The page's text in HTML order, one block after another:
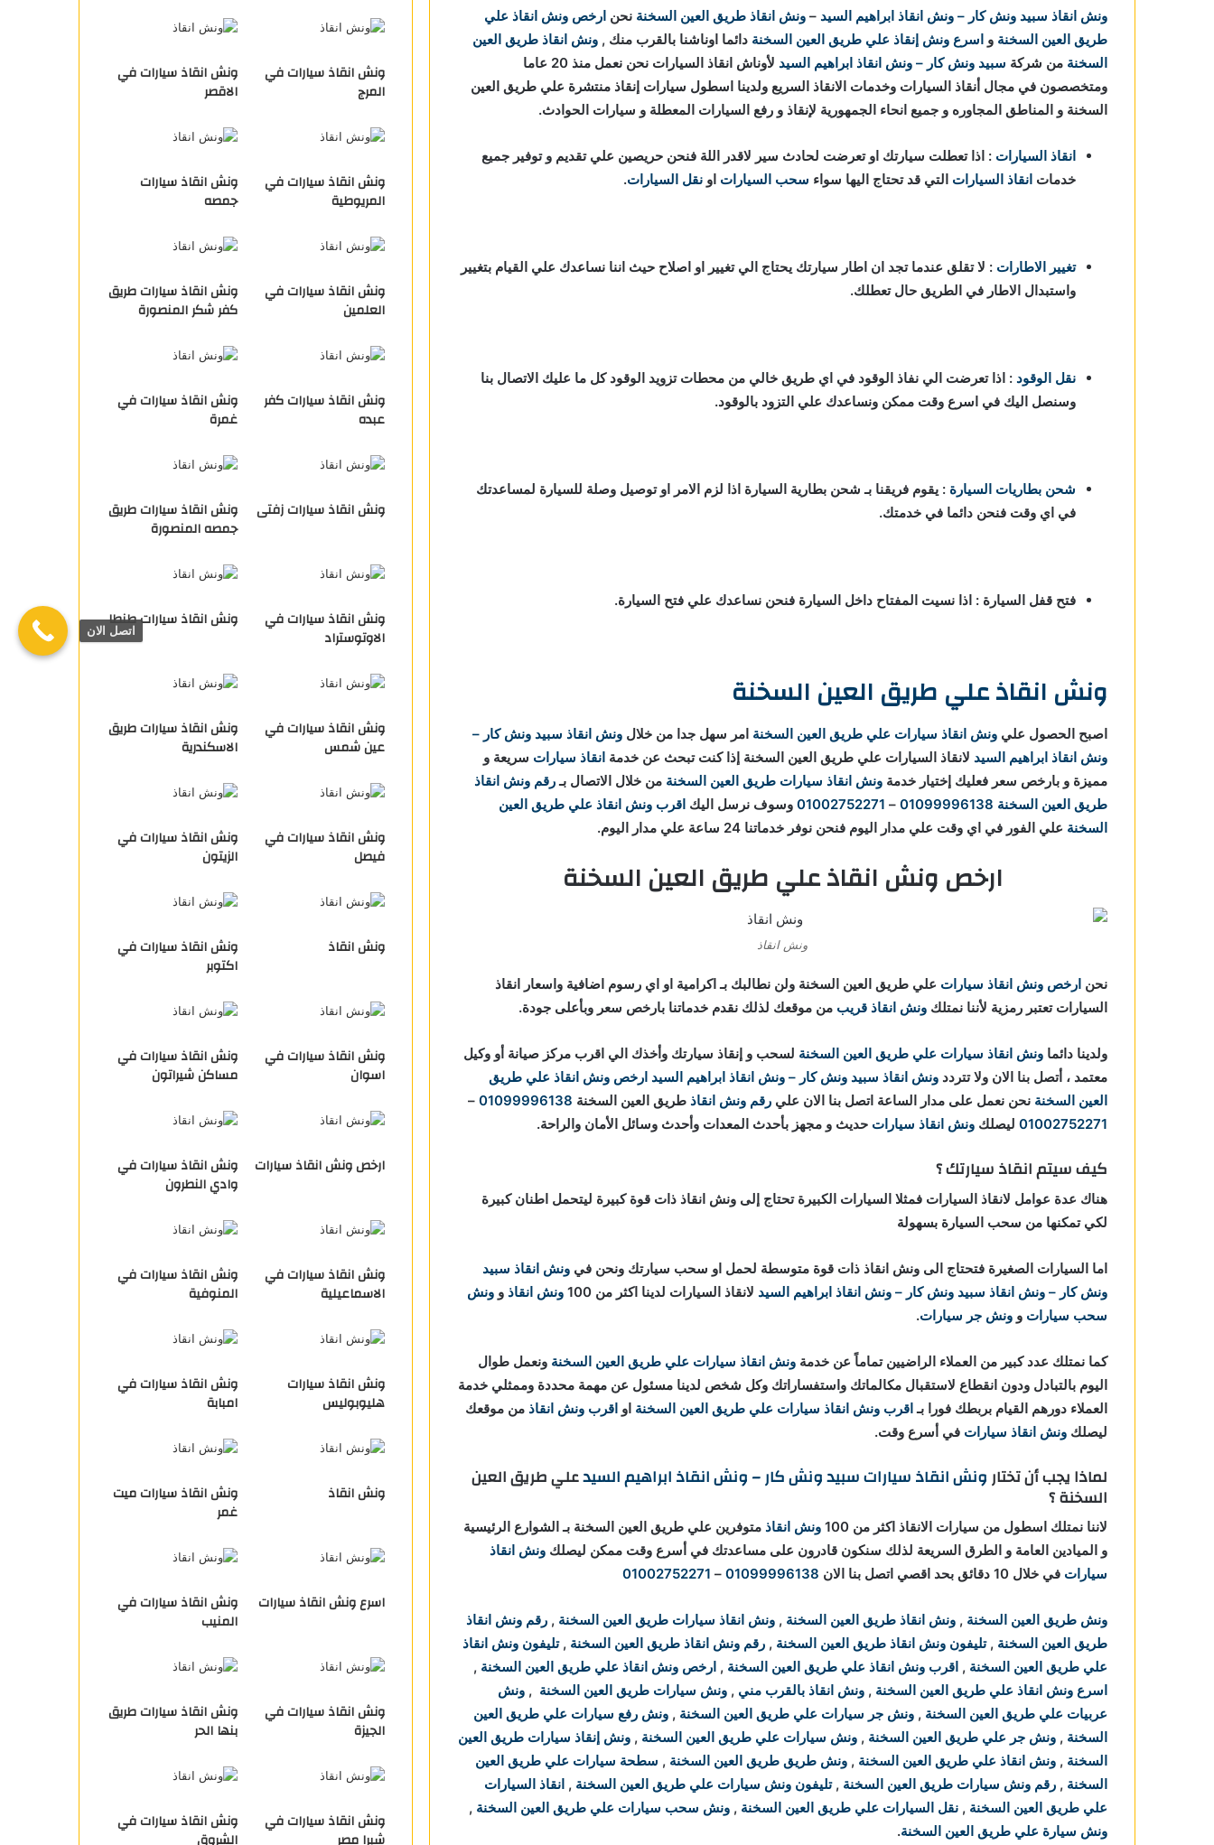
ونش انقاذ سبيد ونش كار – ونش انقاذ ابراهيم السيد – ونش انقاذ طريق العين السخنة نحن ارخص ونش انقاذ علي
طريق العين السخنة و اسرع ونش إنقاذ علي طريق العين السخنة دائما اوناشنا بالقرب منك , ونش انقاذ طريق العين
السخنة من شركة سبيد ونش كار – ونش انقاذ ابراهيم السيد
لأوناش انقاذ السيارات نحن نعمل منذ 20 عاما
ومتخصصون في مجال أنقاذ السيارات وخدمات الانقاذ السريع ولدينا اسطول سيارات إنقاذ منتشرة علي طريق العين
السخنة و المناطق المجاوره و جميع انحاء الجمهورية لإنقاذ و رفع السيارات المعطلة و سيارات الحوادث.
انقاذ السيارات : اذا تعطلت سيارتك او تعرضت لحادث سير لاقدر اللة فنحن حريصين علي تقديم و توفير جميع
خدمات انقاذ السيارات التي قد تحتاج اليها سواء سحب السيارات او نقل السيارات.
تغيير الاطارات : لا تقلق عندما تجد ان اطار سيارتك يحتاج الي تغيير او اصلاح حيث اننا نساعدك علي القيام بتغيير
واستبدال الاطار في الطريق حال تعطلك.
نقل الوقود : اذا تعرضت الي نفاذ الوقود في اي طريق خالي من محطات تزويد الوقود كل ما عليك الاتصال بنا
وسنصل اليك في اسرع وقت ممكن ونساعدك علي التزود بالوقود.
شحن بطاريات السيارة : يقوم فريقنا بـ شحن بطارية السيارة اذا لزم الامر او توصيل وصلة للسيارة لمساعدتك
في اي وقت فنحن دائما في خدمتك.
فتح قفل السيارة : اذا نسيت المفتاح داخل السيارة فنحن نساعدك علي فتح السيارة.
ونش انقاذ علي طريق العين السخنة
اصبح الحصول علي ونش انقاذ سيارات علي طريق العين السخنة امر سهل جدا من خلال ونش انقاذ سبيد ونش كار –
ونش انقاذ ابراهيم السيد لانقاذ السيارات علي طريق العين السخنة إذا كنت تبحث عن خدمة انقاذ سيارات سريعة و
مميزة و بارخص سعر فعليك إختيار خدمة ونش انقاذ سيارات طريق العين السخنة من خلال الاتصال بـرقم ونش انقاذ
طريق العين السخنة 01099996138
–
01002752271 وسوف نرسل اليك اقرب ونش انقاذ علي طريق العين
السخنة علي الفور في اي وقت علي مدار اليوم فنحن نوفر خدماتنا 24 ساعة علي مدار اليوم.
ارخص ونش انقاذ علي طريق العين السخنة
ونش انقاذ
نحن ارخص ونش انقاذ سيارات علي طريق العين السخنة ولن نطالبك بـ اكرامية او اي رسوم اضافية واسعار انقاذ
السيارات تعتبر رمزية لأننا نمتلك ونش انقاذ قريب من موقعك لذلك نقدم خدماتنا بارخص سعر وبأعلى جودة.
ولدينا دائما ونش انقاذ سيارات علي طريق العين السخنة لسحب و إنقاذ سيارتك وأخذك الي اقرب مركز صيانة أو وكيل
معتمد ، أتصل بنا الان ولا تتردد ونش انقاذ سبيد ونش كار – ونش انقاذ ابراهيم السيد ارخص ونش انقاذ علي طريق
العين السخنة نحن نعمل على مدار الساعة اتصل بنا الان علي رقم ونش انقاذ طريق العين السخنة 01099996138
–
01002752271 ليصلك ونش انقاذ سيارات حديث و مجهز بأحدث المعدات وأحدث وسائل الأمان والراحة.
كيف سيتم انقاذ سيارتك ؟
هناك عدة عوامل لانقاذ السيارات فمثلا السيارات الكبيرة تحتاج إلى ونش انقاذ ذات قوة كبيرة ليتحمل اطنان كبيرة
لكي تمكنها من سحب السيارة بسهولة
اما السيارات الصغيرة فتحتاج الى ونش انقاذ ذات قوة متوسطة لحمل او سحب سيارتك ونحن في ونش انقاذ سبيد
ونش كار – ونش انقاذ سبيد ونش كار – ونش انقاذ ابراهيم السيد لانقاذ السيارات لدينا اكثر من 100 ونش انقاذ و ونش
سحب سيارات و ونش جر سيارات.
كما نمتلك عدد كبير من العملاء الراضيين تماماً عن خدمة ونش انقاذ سيارات علي طريق العين السخنة ونعمل طوال
اليوم بالتبادل ودون انقطاع لاستقبال مكالماتك واستفساراتك وكل شخص لدينا مسئول عن مهمة محددة وممثلي خدمة
العملاء دورهم القيام بربطك فورا بـاقرب ونش انقاذ سيارات علي طريق العين السخنة او اقرب ونش انقاذ من موقعك
ليصلك ونش انقاذ سيارات في أسرع وقت.
لماذا يجب أن تختارونش انقاذ سياراتسبيد ونش كار – ونش انقاذ ابراهيم السيدعلي طريق العين
السخنة ؟
لاننا نمتلك اسطول من سيارات الانقاذ اكثر من 100 ونش انقاذ متوفرين علي طريق العين السخنة بـ الشوارع الرئيسية
و الميادين العامة و الطرق السريعة لذلك سنكون قادرون على مساعدتك في أسرع وقت ممكن ليصلك ونش انقاذ
سيارات في خلال 10 دقائق بحد اقصي اتصل بنا الان 01099996138
–
01002752271
ونش طريق العين السخنة , ونش انقاذ طريق العين السخنة , ونش انقاذ سيارات طريق العين السخنة , رقم ونش انقاذ
طريق العين السخنة ,تليفون ونش انقاذ طريق العين السخنة , رقم ونش انقاذ طريق العين السخنة ,تليفون ونش انقاذ
علي طريق العين السخنة , اقرب ونش انقاذ علي طريق العين السخنة , ارخص ونش انقاذ علي طريق العين السخنة ,
اسرع ونش انقاذ علي طريق العين السخنة , ونش انقاذ بالقرب مني , ونش سيارات طريق العين السخنة , ونش
عربيات علي طريق العين السخنة , ونش جر سيارات علي طريق العين السخنة , ونش رفع سيارات علي طريق العين
السخنة , ونش جر علي طريق العين السخنة , ونش سيارات علي طريق العين السخنة , ونش إنقاذ سيارات طريق العين
السخنة , ونش انقاذ علي طريق العين السخنة , ونش طريق طريق العين السخنة , سطحة سيارات علي طريق العين
السخنة , رقم ونش سيارات طريق العين السخنة ,تليفون ونش سيارات علي طريق العين السخنة , انقاذ السيارات
علي طريق العين السخنة , نقل السيارات علي طريق العين السخنة , ونش سحب سيارات علي طريق العين السخنة ,
ونش سيارة علي طريق العين السخنة.
ونش انقاذ سيارات في
المرج
ونش انقاذ سيارات في
الاقصر
ونش انقاذ سيارات في
المريوطية
ونش انقاذ سيارات
جمصه
ونش انقاذ سيارات في
العلمين
ونش انقاذ سيارات طريق
كفر شكر المنصورة
ونش انقاذ سيارات كفر
عبده
ونش انقاذ سيارات في
غمرة
ونش انقاذ سيارات زفتى
ونش انقاذ سيارات طريق
جمصه المنصورة
ونش انقاذ سيارات في
الاوتوستراد
ونش انقاذ سيارات طنطا
ونش انقاذ سيارات في
عين شمس
ونش انقاذ سيارات طريق
الاسكندرية
ونش انقاذ سيارات في
فيصل
ونش انقاذ سيارات في
الزيتون
ونش انقاذ
ونش انقاذ سيارات في
اكتوبر
ونش انقاذ سيارات في
اسوان
ونش انقاذ سيارات في
مساكن شيراتون
ارخص ونش انقاذ سيارات
ونش انقاذ سيارات في
وادي النطرون
ونش انقاذ سيارات في
الاسماعيلية
ونش انقاذ سيارات في
المنوفية
ونش انقاذ سيارات
هليوبوليس
ونش انقاذ سيارات في
امبابة
ونش انقاذ
ونش انقاذ سيارات ميت
غمر
اسرع ونش انقاذ سيارات
ونش انقاذ سيارات في
المنيب
ونش انقاذ سيارات في
الجيزة
ونش انقاذ سيارات طريق
بنها الحر
ونش انقاذ سيارات في
ونش انقاذ سيارات في
اتصل الان